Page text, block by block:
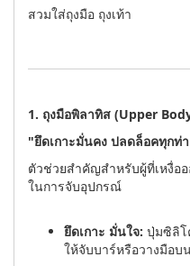
สวมใส่ถุงมือ ถุงเท้า
1. ถุงมือพิลาทิส (Upper
"ยึดเกาะมั่นคง ปลดล็อคทุกท่
ตัวช่วยสำคัญสำหรับผู้ที่เหงื่อ
ในการจับอุปกรณ์
ยึดเกาะ มั่นใจ: ปุ่มซิลิ
ให้จับบาร์หรือวางมือบ